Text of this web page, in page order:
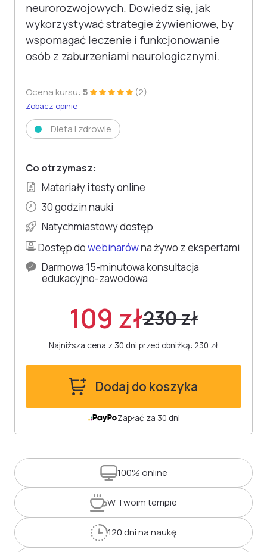
neurorozwojowych. Dowiedz się, jak
wykorzystywać strategie żywieniowe, by
wspomagać leczenie i funkcjonowanie
osób z zaburzeniami neurologicznymi.
Ocena kursu: 5 (2)
Zobacz opinie
Dieta i zdrowie
Co otrzymasz:
Materiały i testy online
30 godzin nauki
Natychmiastowy dostęp
Dostęp dowebinarówna żywo z ekspertami
Darmowa 15-minutowa konsultacja
edukacyjno-zawodowa
109 zł230 zł
Najniższa cena z 30 dni przed obniżką: 230 zł
Dodaj do koszyka
Zapłać za 30 dni
100%online
W Twoimtempie
120 dnina naukę